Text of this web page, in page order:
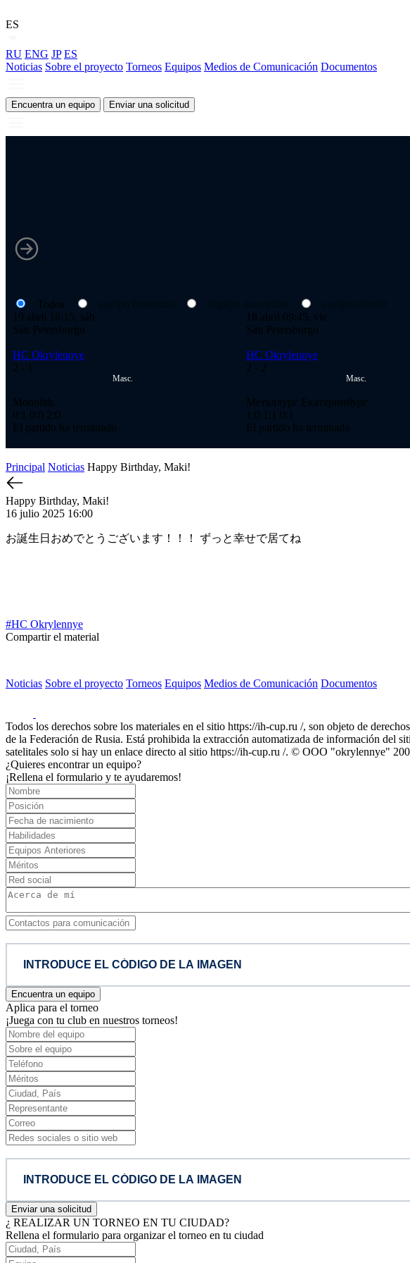
ES
RU ENG JP ES
Noticias Sobre el proyecto Torneos Equipos Medios de Comunicación Documentos
Encuentra un equipo Enviar una solicitud
Todos
19 abril 16:15, sáb
San Petersburgo
HC Okrylennye
2 - 1
Masc.
Monolith
0:1 0:0 2:0
El partido ha terminado
18 abril 09:45, vie
San Petersburgo
HC Okrylennye
2 - 2
Masc.
Металлург Екатеринбург
1:0 1:1 0:1
El partido ha terminado
Principal Noticias Happy Birthday, Maki!
Happy Birthday, Maki!
16 julio 2025 16:00
お誕生日おめでとうございます！！！ ずっと幸せで居てね
#HC Okrylennye
Compartir el material
Noticias Sobre el proyecto Torneos Equipos Medios de Comunicación Documentos
Todos los derechos sobre los materiales en el sitio https://ih-cup.ru /, son objeto de
de la Federación de Rusia. Está prohibida la extracción automatizada de información del
satelitales solo si hay un enlace directo al sitio https://ih-cup.ru /. © OOO "okrylennye"
¿Quieres encontrar un equipo?
¡Rellena el formulario y te ayudaremos!
Encuentra un equipo
Aplica para el torneo
¡Juega con tu club en nuestros torneos!
Enviar una solicitud
¿ REALIZAR UN TORNEO EN TU CIUDAD?
Rellena el formulario para organizar el torneo en tu ciudad